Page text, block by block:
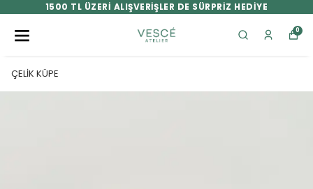
1500 TL ÜZERİ ALIŞVERİŞLER DE SÜRPRİZ HEDİYE
0
ÇELİK KÜPE